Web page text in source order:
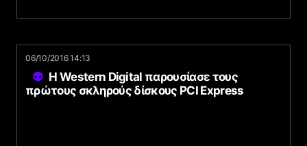
06/10/2016 14:13
Η Western Digital παρουσίασε τους
πρώτους σκληρούς δίσκους PCI Express